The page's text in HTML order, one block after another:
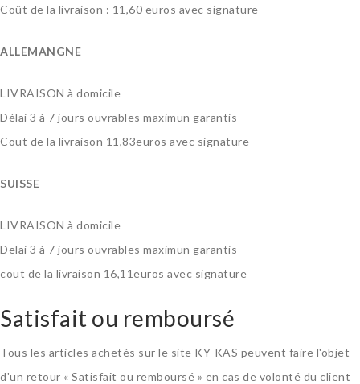
Coût de la livraison : 11,60 euros avec signature
ALLEMANGNE
LIVRAISON à domicile
Délai 3 à 7 jours ouvrables maximun garantis
Cout de la livraison 11,83euros avec signature
SUISSE
LIVRAISON à domicile
Delai 3 à 7 jours ouvrables maximun garantis
cout de la livraison 16,11euros avec signature
Satisfait ou remboursé
Tous les articles achetés sur le site KY-KAS peuvent faire l'objet
d'un retour « Satisfait ou remboursé » en cas de volonté du client